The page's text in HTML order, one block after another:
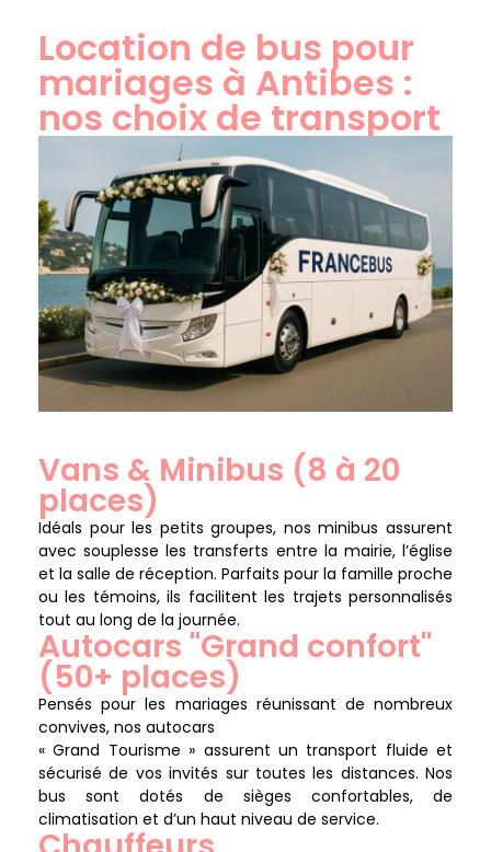
Location de bus pour
mariages à Antibes :
nos choix de transport
Vans & Minibus (8 à 20
places)
Idéals pour les petits groupes, nos minibus assurent
avec souplesse les transferts entre la mairie, l’église
et la salle de réception. Parfaits pour la famille proche
ou les témoins, ils facilitent les trajets personnalisés
tout au long de la journée.
Autocars "Grand confort"
(50+ places)
Pensés pour les mariages réunissant de nombreux
convives, nos autocars
« Grand Tourisme » assurent un transport fluide et
sécurisé de vos invités sur toutes les distances. Nos
bus sont dotés de sièges confortables, de
climatisation et d’un haut niveau de service.